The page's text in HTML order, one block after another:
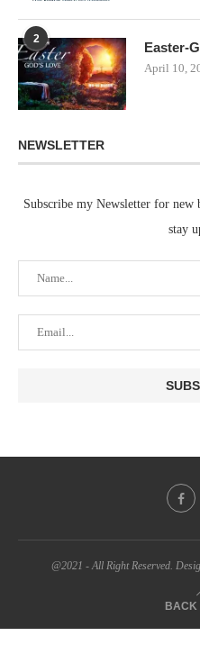
2
Easter-
April 10,
NEWSLETTER
Subscribe my Newsletter for
stay
@2021 - All Right Reserved.
BACK